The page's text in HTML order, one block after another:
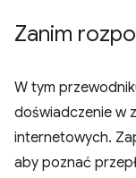
Zanim
W tym
doświadczenie w
internetowych.
aby poznać